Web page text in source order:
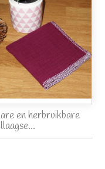
en herbruikbare